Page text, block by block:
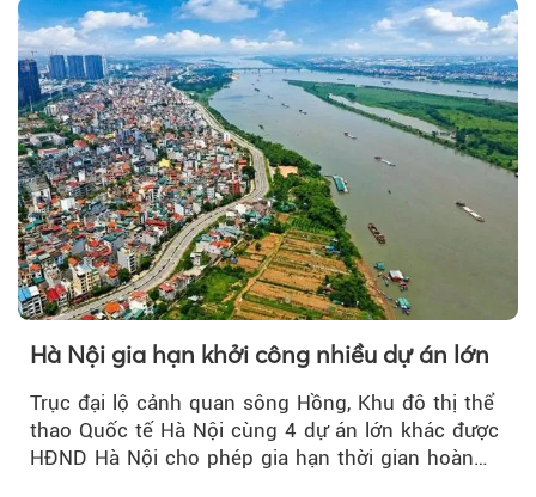
Hà Nội gia hạn khởi công nhiều dự án lớn
Trục đại lộ cảnh quan sông Hồng, Khu đô thị thể
thao Quốc tế Hà Nội cùng 4 dự án lớn khác được
HĐND Hà Nội cho phép gia hạn thời gian hoàn